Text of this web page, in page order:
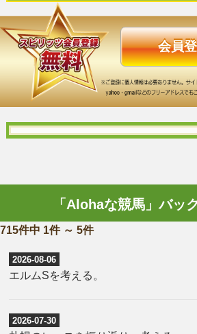
会員
「Alohaな競馬」バッ
715件中 1件 ～ 5件
2026-08-06
​エルムSを考える。
2026-07-30